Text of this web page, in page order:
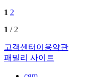
1 2
1 / 2
고객센터 이용약관
패밀리 사이트